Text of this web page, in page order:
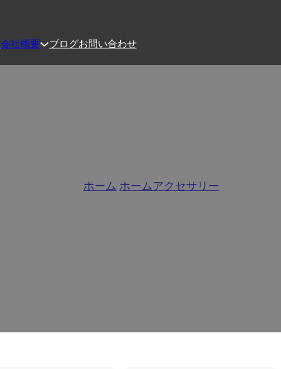
会社概要 ブログお問い合わせ
ホーム ホームアクセサリー